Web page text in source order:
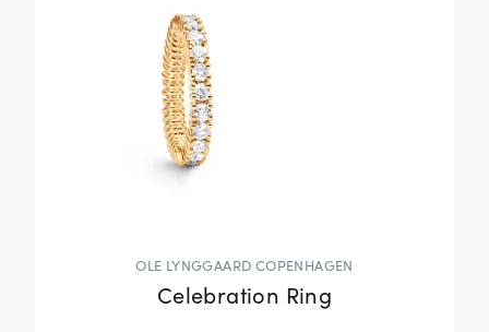
OLE LYNGGAARD COPENHAGEN
Celebration Ring